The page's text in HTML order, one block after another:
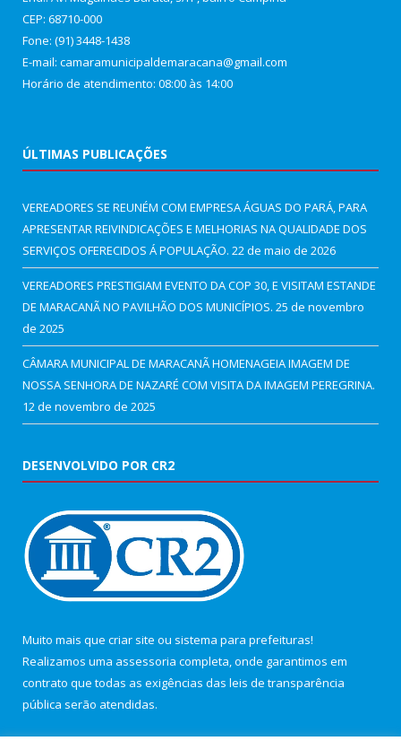
CEP: 68710-000
Fone: (91) 3448-1438
E-mail: camaramunicipaldemaracana@gmail.com
Horário de atendimento: 08:00 às 14:00
ÚLTIMAS PUBLICAÇÕES
VEREADORES SE REUNÉM COM EMPRESA ÁGUAS DO PARÁ, PARA
APRESENTAR REIVINDICAÇÕES E MELHORIAS NA QUALIDADE DOS
SERVIÇOS OFERECIDOS Á POPULAÇÃO. 22 de maio de 2026
VEREADORES PRESTIGIAM EVENTO DA COP 30, E VISITAM ESTANDE
DE MARACANÃ NO PAVILHÃO DOS MUNICÍPIOS. 25 de novembro
de 2025
CÂMARA MUNICIPAL DE MARACANÃ HOMENAGEIA IMAGEM DE
NOSSA SENHORA DE NAZARÉ COM VISITA DA IMAGEM PEREGRINA.
12 de novembro de 2025
DESENVOLVIDO POR CR2
Muito mais que criar site ou sistema para prefeituras!
Realizamos uma assessoria completa, onde garantimos em
contrato que todas as exigências das leis de transparência
pública serão atendidas.